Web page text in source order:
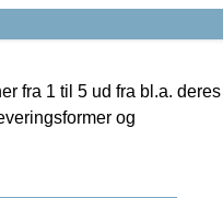
fra 1 til 5 ud fra bl.a. deres
og